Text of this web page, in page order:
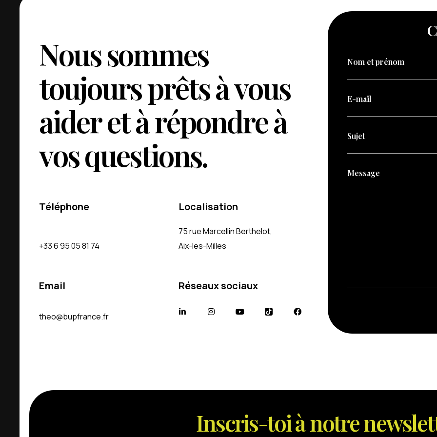
Noussommes
toujoursprêtsàvous
aideretàrépondreà
vosquestions.
Téléphone Localisation
+33 6 95 05 81 74
75 rue Marcellin Berthelot,
Aix-les-Milles
Email Réseaux sociaux
theo@bupfrance.fr
Nom et prénom
E-mail
Sujet
Message
Inscris-toiànotrenewslet